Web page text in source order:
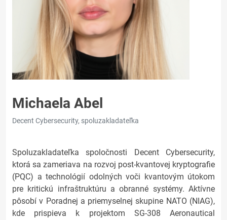
Michaela Abel
Decent Cybersecurity, spoluzakladateľka
Spoluzakladateľka spoločnosti Decent Cybersecurity,
ktorá sa zameriava na rozvoj post-kvantovej kryptografie
(PQC) a technológií odolných voči kvantovým útokom
pre kritickú infraštruktúru a obranné systémy. Aktívne
pôsobí v Poradnej a priemyselnej skupine NATO (NIAG),
kde prispieva k projektom SG-308 Aeronautical